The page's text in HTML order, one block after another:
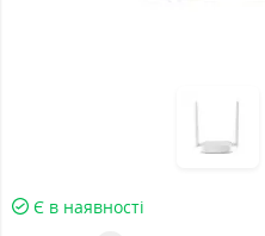
Є в наявності